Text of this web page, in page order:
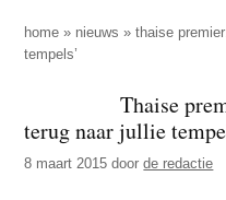
p
d
z
e
i
n
n
d
home » nieuws »thaise
tempels’
Thaise
terug naar jullie
8 maart 2015 doorde redactie